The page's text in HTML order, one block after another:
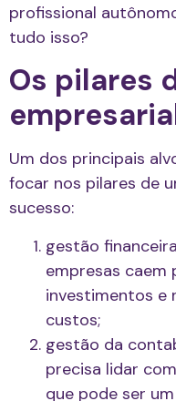
profissional
tudo isso?
Os pilares
Um dos principais
focar nos pilares de
sucesso:
gestão
empresas caem
investimentos e
custos;
gestão da
precisa lidar
que pode ser